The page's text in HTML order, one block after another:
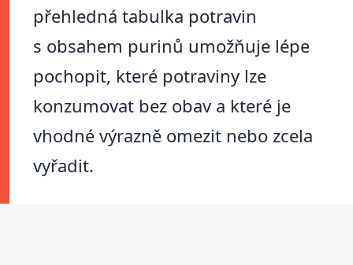
přehledná tabulka potravin
s obsahem purinů umožňuje lépe
pochopit, které potraviny lze
konzumovat bez obav a které je
vhodné výrazně omezit nebo zcela
vyřadit.